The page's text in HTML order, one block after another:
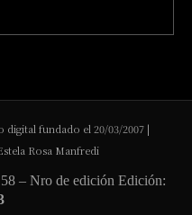
fundado el 20/03/2007 |
Rosa Manfredi
– Nro de edición Edición: